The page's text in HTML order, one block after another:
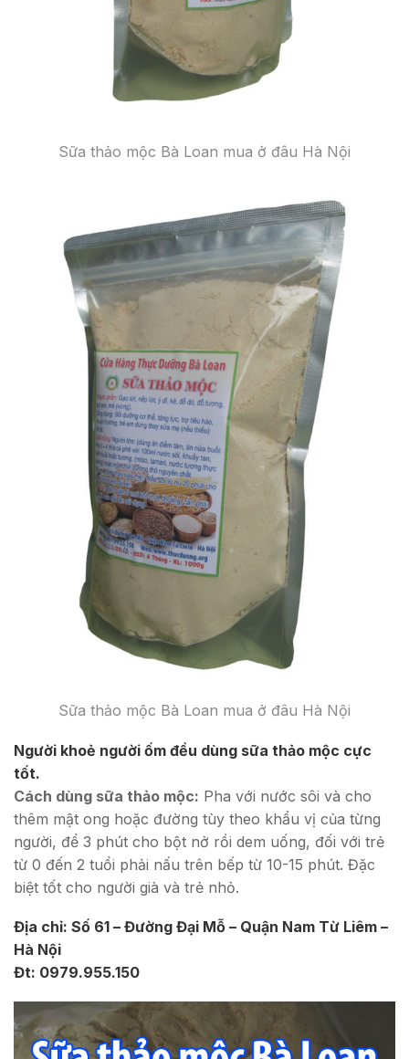
Sữa thảo mộc Bà Loan mua ở đâu Hà Nội
Sữa thảo mộc Bà Loan mua ở đâu Hà Nội
Người khoẻ người ốm đều dùng sữa thảo mộc cực
tốt.
Cách dùng sữa thảo mộc: Pha với nước sôi và cho
thêm mật ong hoặc đường tùy theo khẩu vị của từng
người, để 3 phút cho bột nở rồi dem uống, đối với trẻ
từ 0 đến 2 tuổi phải nấu trên bếp từ 10-15 phút. Đặc
biệt tốt cho người già và trẻ nhỏ.
Địa chỉ: Số 61 – Đường Đại Mỗ – Quận Nam Từ Liêm –
Hà Nội
Đt: 0979.955.150